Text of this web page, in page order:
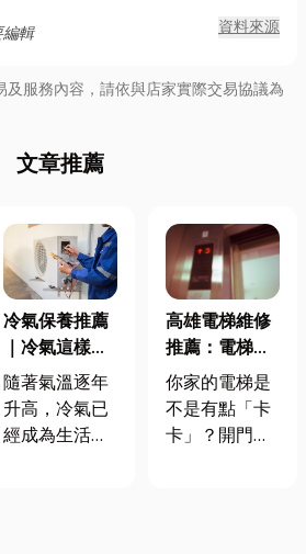
輯 資料來源
服務內容，請依與店家實際交易協議為
文章推薦
冷氣保養推薦
｜冷氣這樣保
養，省錢又耐
用！5 大關鍵
一次看
隨著氣溫逐年
升高，冷氣已
經成為生活中
高雄電梯維修
推薦：電梯不
是裝好就好，
保養才是長久
之道！
你家的電梯是
不是有點「卡
卡」？開門慢